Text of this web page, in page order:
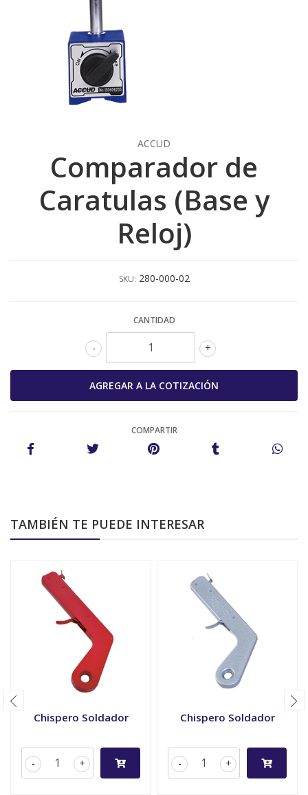
ACCUD
Comparador de
Caratulas (Base y
Reloj)
SKU: 280-000-02
CANTIDAD
+
-
COMPARTIR
TAMBIÉN TE PUEDE INTERESAR
Chispero Soldador
+
-
Chispero Soldador
+
-